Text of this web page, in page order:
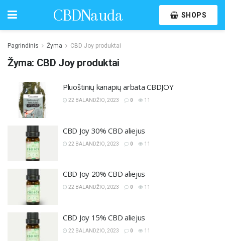
CBDNauda SHOPS
Pagrindinis Žyma CBD Joy produktai
Žyma: CBD Joy produktai
Pluoštinių kanapių arbata CBDJOY
22 BALANDŽIO, 2023 0 11
CBD Joy 30% CBD aliejus
22 BALANDŽIO, 2023 0 11
CBD Joy 20% CBD aliejus
22 BALANDŽIO, 2023 0 11
CBD Joy 15% CBD aliejus
22 BALANDŽIO, 2023 0 11